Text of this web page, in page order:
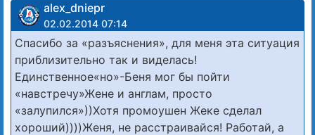
alex_dniepr
02.02.2014 07:14
Спасибо за «разъяснения», для меня эта ситуация
приблизительно так и виделась!
Единственное«но»-Беня мог бы пойти
«навстречу»Жене и англам, просто
«залупился»))Хотя промоушен Жеке сделал
хороший))))Женя, не расстраивайся! Работай, а